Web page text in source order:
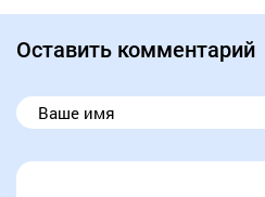
Оставить комментарий